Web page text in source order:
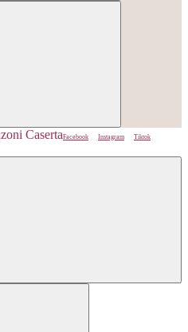
Facebook Instagram
Tiktok